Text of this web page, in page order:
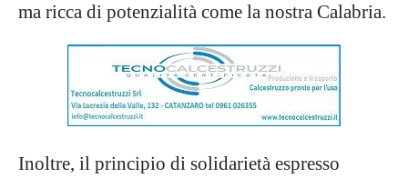
ma ricca di potenzialità come la nostra Calabria.
​Inoltre, il principio di solidarietà espresso